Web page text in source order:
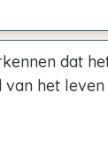
dat
het